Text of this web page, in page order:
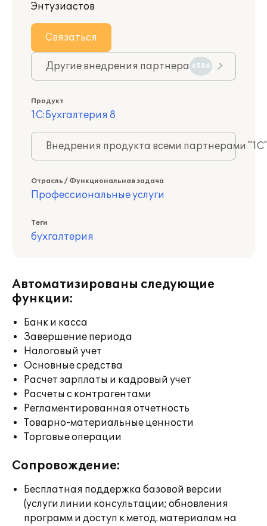
Энтузиастов
Связаться
Другие внедрения партнера 6586
Продукт
1С:Бухгалтерия 8
Внедрения продукта всеми партнерами
Отрасль / Функциональная задача
Профессиональные услуги
Теги
бухгалтерия
Автоматизированы следующие
функции:
Банк и касса
Завершение периода
Налоговый учет
Основные средства
Расчет зарплаты и кадровый учет
Расчеты с контрагентами
Регламентированная отчетность
Товарно-материальные ценности
Торговые операции
Сопровождение:
Бесплатная поддержка базовой версии
(услуги линии консультации; обновления
программ и доступ к метод. материалам на